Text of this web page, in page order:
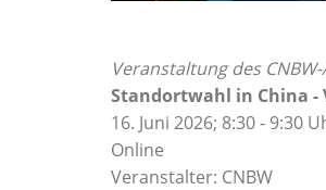
Veranstaltung des
Standortwahl in China -
16. Juni 2026; 8:30 - 9:30
Online
Veranstalter: CNBW